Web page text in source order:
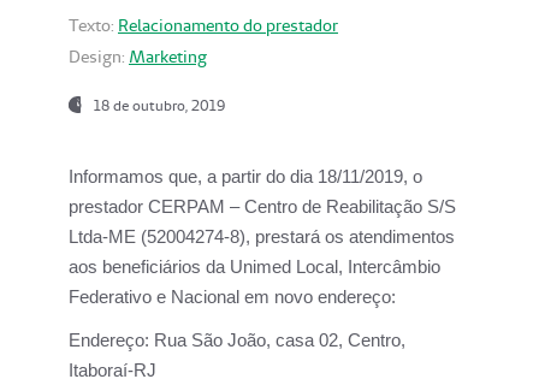
Texto: Relacionamento do prestador
Design: Marketing
18 de outubro, 2019
Informamos que, a partir do dia 18/11/2019, o
prestador CERPAM – Centro de Reabilitação S/S
Ltda-ME (52004274-8), prestará os atendimentos
aos beneficiários da Unimed Local, Intercâmbio
Federativo e Nacional em novo endereço:
Endereço: Rua São João, casa 02, Centro,
Itaboraí-RJ